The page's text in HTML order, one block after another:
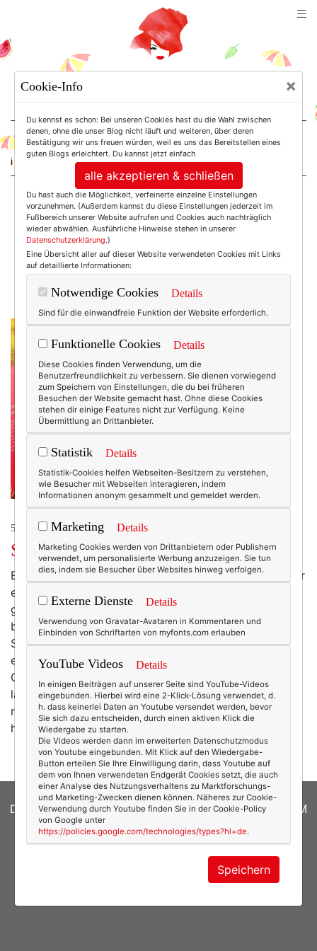
For Women. Not Girls.
Einträge mit dem
Tag: Bridget Jones
50+ LIFESTYLE
Strandlektüre. Reloaded.
Es kam, wie es kommen musste. Natürlich habe ich nur
einen Bruchteil der mitgeschleppten Bücher gelesen,
geschweige denn überhaupt ausgepackt. Die meisten
blieben, ähem, im Koffer. Es ist einfach zu schön, im
Strandkorb … einfach nichts zu tun. Außer Eis zu
essen. Die Wellen zu beobachten. Oder die Möwen.
Oder den Himmel. Oder einfach am Strand entlang zu
laufen. Buchstaben habe ich ja schließlich das ganze
restliche Jahr um mich herum! Tatsächlich gelesen
habe ich aber dieses Buch…
DATENSCHUTZERKLÄRUNG|COOKIES|IMPRESSUM
© 2026texterella.de| Susanne Ackstaller
Sibylle Zimmermann, hz-
Cookie-Info ×
Du kennst es schon: Bei unseren Cookies hast du die Wahl zwischen
denen, ohne die unser Blog nicht läuft und weiteren, über deren
Bestätigung wir uns freuen würden, weil es uns das Bereitstellen eines
guten Blogs erleichtert. Du kannst jetzt einfach
alle akzeptieren & schließen
Du hast auch die Möglichkeit, verfeinerte einzelne Einstellungen
vorzunehmen. (Außerdem kannst du diese Einstellungen jederzeit im
Fußbereich unserer Website aufrufen und Cookies auch nachträglich
wieder abwählen. Ausführliche Hinweise stehen in unserer
Datenschutzerklärung.)
Eine Übersicht aller auf dieser Website verwendeten Cookies mit Links
auf detaillierte Informationen:
Notwendige Cookies Details
Sind für die einwandfreie Funktion der Website erforderlich.
Funktionelle Cookies Details
Diese Cookies finden Verwendung, um die
Benutzerfreundlichkeit zu verbessern. Sie dienen vorwiegend
zum Speichern von Einstellungen, die du bei früheren
Besuchen der Website gemacht hast. Ohne diese Cookies
stehen dir einige Features nicht zur Verfügung. Keine
Übermittlung an Drittanbieter.
Statistik Details
Statistik-Cookies helfen Webseiten-Besitzern zu verstehen,
wie Besucher mit Webseiten interagieren, indem
Informationen anonym gesammelt und gemeldet werden.
Marketing Details
Marketing Cookies werden von Drittanbietern oder Publishern
verwendet, um personalisierte Werbung anzuzeigen. Sie tun
dies, indem sie Besucher über Websites hinweg verfolgen.
Externe Dienste Details
Verwendung von Gravatar-Avataren in Kommentaren und
Einbinden von Schriftarten von myfonts.com erlauben
YouTube Videos Details
In einigen Beiträgen auf unserer Seite sind YouTube-Videos
eingebunden. Hierbei wird eine 2-Klick-Lösung verwendet, d.
h. dass keinerlei Daten an Youtube versendet werden, bevor
Sie sich dazu entscheiden, durch einen aktiven Klick die
Wiedergabe zu starten.
Die Videos werden dann im erweiterten Datenschutzmodus
von Youtube eingebunden. Mit Klick auf den Wiedergabe-
Button erteilen Sie Ihre Einwilligung darin, dass Youtube auf
dem von Ihnen verwendeten Endgerät Cookies setzt, die auch
einer Analyse des Nutzungsverhaltens zu Marktforschungs-
und Marketing-Zwecken dienen können. Näheres zur Cookie-
Verwendung durch Youtube finden Sie in der Cookie-Policy
von Google unter
https://policies.google.com/technologies/types?hl=de.
Speichern